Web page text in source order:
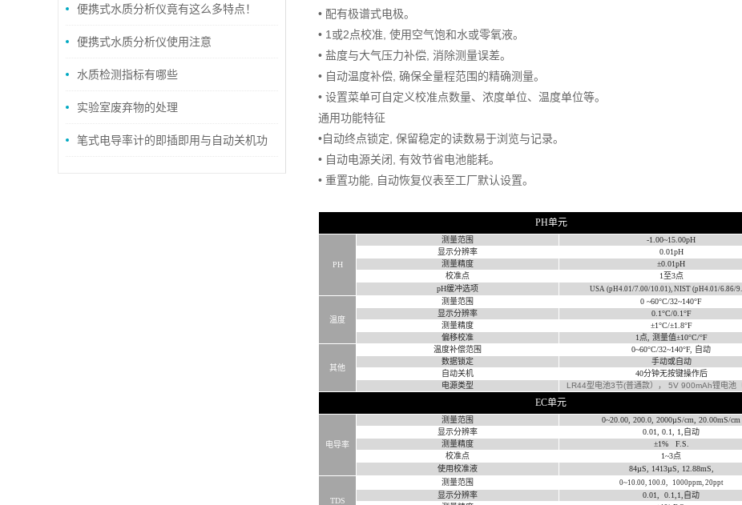
响？便携式水质分析仪竟有这么多特点！
便携式水质分析仪使用注意
水质检测指标有哪些
实验室废弃物的处理
笔式电导率计的即插即用与自动关机功
• 配有极谱式电极。
• 1或2点校准, 使用空气饱和水或零氧液。
• 盐度与大气压力补偿, 消除测量误差。
• 自动温度补偿, 确保全量程范围的精确测量。
• 设置菜单可自定义校准点数量、浓度单位、温度单位等。
通用功能特征
•自动终点锁定, 保留稳定的读数易于浏览与记录。
• 自动电源关闭, 有效节省电池能耗。
• 重置功能, 自动恢复仪表至工厂默认设置。
PH单元
PH
测量范围
-1.00~15.00pH
显示分辨率
0.01pH
测量精度
±0.01pH
校准点
1 至3点
pH缓冲选项 USA (pH4.01/7.00/10.01), NIST (pH4.01/6.86/
温度
测量范围 0 ~60°C/32~140°F
显示分辨率
0.1°C/0.1°F
测量精度
±1°C/±1.8°F
偏移校准
1 点 测量值±10°C/°F
其他
温度补偿范围 0~60°C/32~140°F,
自动
数据锁定
手动或自动
自动关机
40分钟无按键操作后
电源类型
LR44型电池3节(普通款）， 5V 900mAh锂电池（
EC单元
电导率
测量范围
0~20.00, 200.0, 2000µS/cm, 20.00mS/cm
显示分辨率
0.01, 0.1, 1,
自动
测量精度
±1% F.S.
校准点
1~3点
使用校准液
84µS, 1413µS, 12.88mS,
TDS
测量范围 0~10.00, 100.0, 1000ppm, 20ppt
显示分辨率 0.01, 0.1,1,
自动